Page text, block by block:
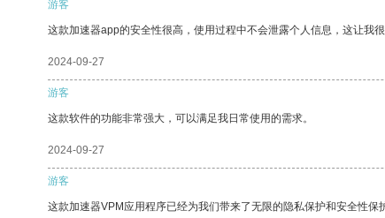
游客
这款加速器app的安全性很高，使用过程中不会泄露个人信息，这让我
2024-09-27
游客
这款软件的功能非常强大，可以满足我日常使用的需求。
2024-09-27
游客
这款加速器VPM应用程序已经为我们带来了无限的隐私保护和安全性保